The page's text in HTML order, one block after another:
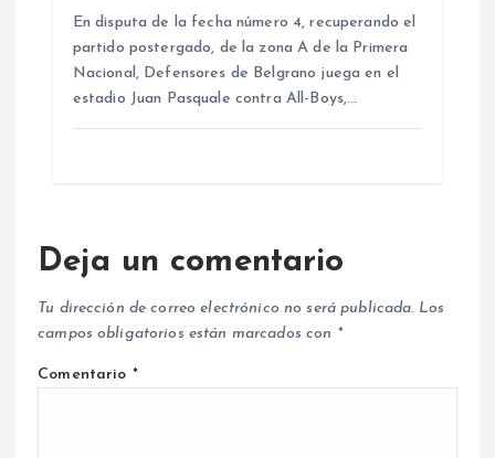
En disputa de la fecha número 4, recuperando el
partido postergado, de la zona A de la Primera
Nacional, Defensores de Belgrano juega en el
estadio Juan Pasquale contra All-Boys,…
Deja un comentario
Tu dirección de correo electrónico no será publicada. Los
campos obligatorios están marcados con *
Comentario *